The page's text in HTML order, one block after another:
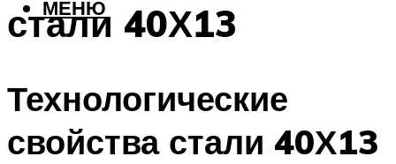
МЕНЮ
стали 40Х13
Технологические
свойства стали 40Х13